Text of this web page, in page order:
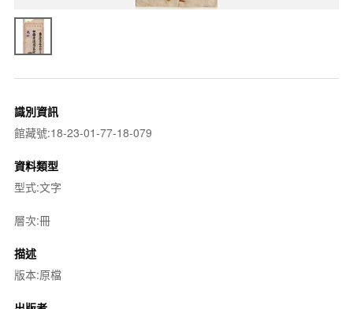
識別資訊
館藏號:18-23-01-77-18-079
資料類型
型式:文字
層次:冊
描述
版本:原檔